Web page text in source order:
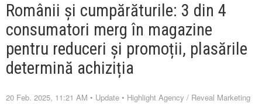
Românii și cumpărăturile: 3 din 4
consumatori merg în magazine
pentru reduceri și promoții, plasările
determină achiziția
20 Feb. 2025, 11:21 AM • Update • Highlight Agency / Reveal Marketing